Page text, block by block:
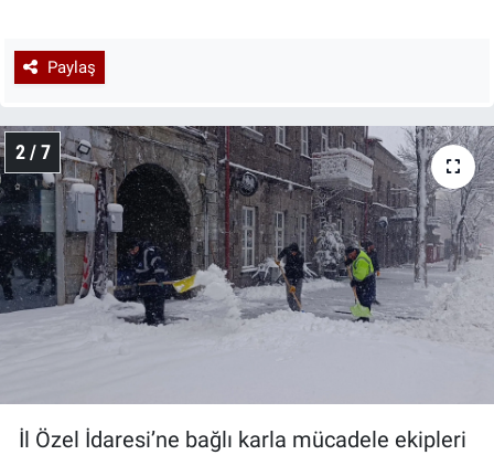
Paylaş
2 / 7
İl Özel İdaresi’ne bağlı karla mücadele ekipleri